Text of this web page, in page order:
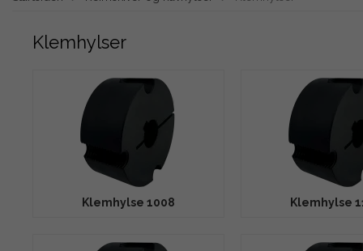
Klemhylser
Klemhylse 1008 Klemhylse